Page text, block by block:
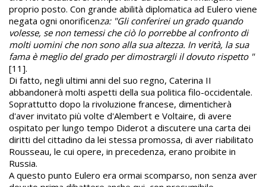
proprio posto. Con grande abilità diplomatica ad Eulero viene
negata ogni onorificenza: "Gli conferirei un grado quando
volesse, se non temessi che ciò lo porrebbe al confronto di
molti uomini che non sono alla sua altezza. In verità, la sua
fama è meglio del grado per dimostrargli il dovuto rispetto "
[11].
Di fatto, negli ultimi anni del suo regno, Caterina II
abbandonerà molti aspetti della sua politica filo-occidentale.
Soprattutto dopo la rivoluzione francese, dimenticherà
d'aver invitato più volte d'Alembert e Voltaire, di avere
ospitato per lungo tempo Diderot a discutere una carta dei
diritti del cittadino da lei stessa promossa, di aver riabilitato
Rousseau, le cui opere, in precedenza, erano proibite in
Russia.
A questo punto Eulero era ormai scomparso, non senza aver